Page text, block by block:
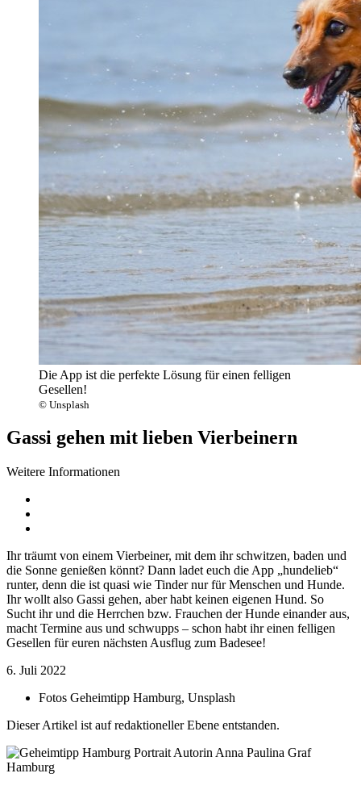
Die App ist die perfekte Lösung für einen felligen
Gesellen!
© Unsplash
Gassi gehen mit lieben Vierbeinern
Weitere Informationen
Ihr träumt von einem Vierbeiner, mit dem ihr schwitzen, baden und
die Sonne genießen könnt? Dann ladet euch die App „hundelieb“
runter, denn die ist quasi wie Tinder nur für Menschen und Hunde.
Ihr wollt also Gassi gehen, aber habt keinen eigenen Hund. So
Sucht ihr und die Herrchen bzw. Frauchen der Hunde einander aus,
macht Termine aus und schwupps – schon habt ihr einen felligen
Gesellen für euren nächsten Ausflug zum Badesee!
6. Juli 2022
Fotos Geheimtipp Hamburg, Unsplash
Dieser Artikel ist auf redaktioneller Ebene entstanden.
Hamburg